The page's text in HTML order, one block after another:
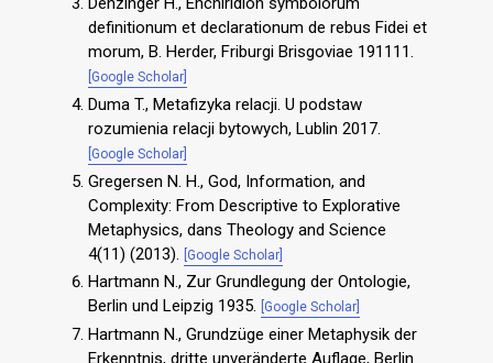
definitionum et declarationum de rebus Fidei et
morum, B. Herder, Friburgi Brisgoviae 191111.
[Google Scholar]
Duma T., Metafizyka relacji. U podstaw
rozumienia relacji bytowych, Lublin 2017.
[Google Scholar]
Gregersen N. H., God, Information, and
Complexity: From Descriptive to Explorative
Metaphysics, dans Theology and Science
4(11) (2013).
[Google Scholar]
Hartmann N., Zur Grundlegung der Ontologie,
Berlin und Leipzig 1935.
[Google Scholar]
Hartmann N., Grundzüge einer Metaphysik der
Erkenntnis, dritte unveränderte Auflage, Berlin